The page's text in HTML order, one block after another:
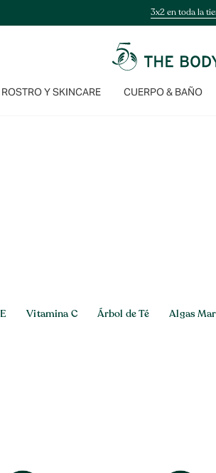
3x2 en toda la
ROSTRO Y SKINCARE CUERPO & BAÑO
Vitamina C Árbol de Té Algas